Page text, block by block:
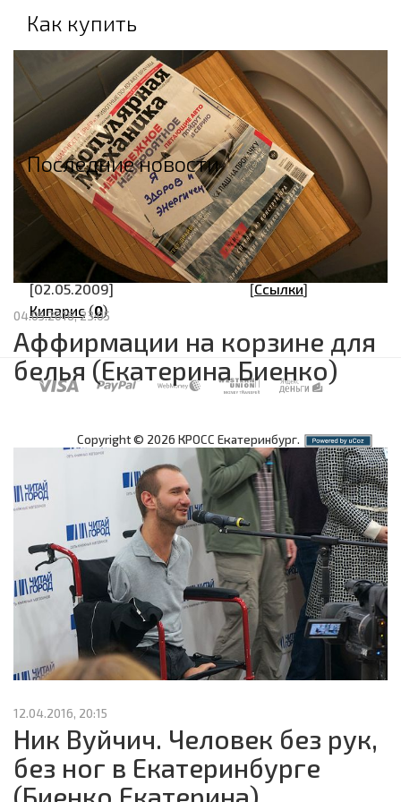
04.05.2016, 23:05
Аффирмации на корзине для
белья (Екатерина Биенко)
12.04.2016, 20:15
Ник Вуйчич. Человек без рук,
без ног в Екатеринбурге
Как купить
Доставка
Возврат
Гарантия
Последние новости
[02.05.2009] [Ссылки]
Екатеринбург.Самопознание.Ру (0)
[02.05.2009]
[Ссылки ]
Сайт Елены Кравчик (0)
[02.05.2009]
[Ссылки]
Кипарис (0)
Copyright © 2026 КРОСС Екатеринбург.